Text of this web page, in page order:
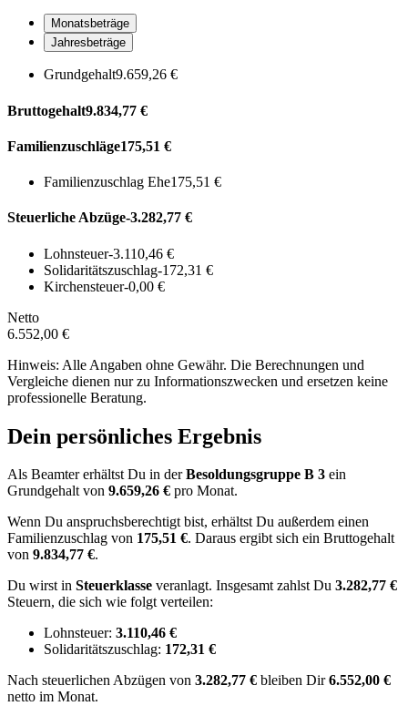
Monatsbeträge
Jahresbeträge
Grundgehalt9.659,26 €
Bruttogehalt9.834,77 €
Familienzuschläge175,51 €
Familienzuschlag Ehe175,51 €
Steuerliche Abzüge-3.282,77 €
Lohnsteuer-3.110,46 €
Solidaritätszuschlag-172,31 €
Kirchensteuer-0,00 €
Netto
6.552,00 €
Hinweis: Alle Angaben ohne Gewähr. Die Berechnungen und
Vergleiche dienen nur zu Informationszwecken und ersetzen keine
professionelle Beratung.
Dein persönliches Ergebnis
Als Beamter erhältst Du in derBesoldungsgruppe B 3 ein
Grundgehalt von 9.659,26 € pro Monat.
Wenn Du anspruchsberechtigt bist, erhältst Du außerdem einen
Familienzuschlag von 175,51 €. Daraus ergibt sich ein Bruttogehalt
von 9.834,77 €.
Du wirst in Steuerklasse veranlagt. Insgesamt zahlst Du 3.282,77 €
Steuern, die sich wie folgt verteilen:
Lohnsteuer: 3.110,46 €
Solidaritätszuschlag: 172,31 €
Nach steuerlichen Abzügen von 3.282,77 € bleiben Dir6.552,00 €
netto im Monat.